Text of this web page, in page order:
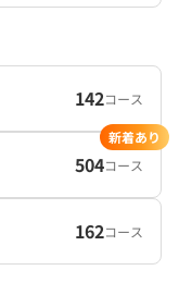
142コース
504コース
新着あり
162コース